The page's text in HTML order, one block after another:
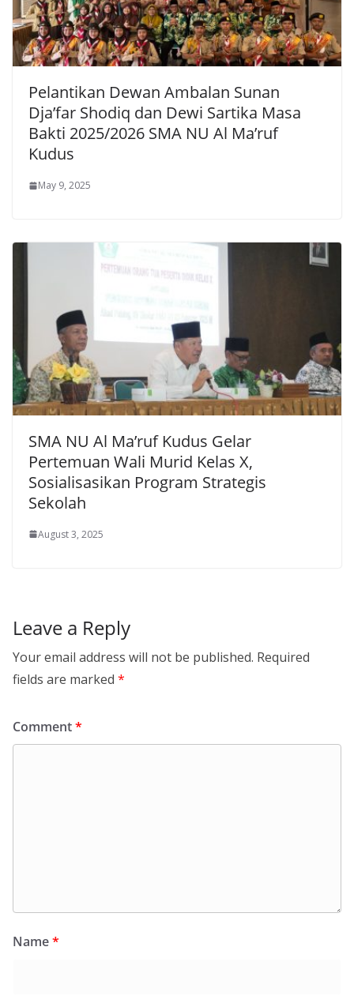
Pelantikan Dewan Ambalan Sunan
Dja’far Shodiq dan Dewi Sartika Masa
Bakti 2025/2026 SMA NU Al Ma’ruf
Kudus
May 9, 2025
SMA NU Al Ma’ruf Kudus Gelar
Pertemuan Wali Murid Kelas X,
Sosialisasikan Program Strategis
Sekolah
August 3, 2025
Leave a Reply
Your email address will not be published. Required
fields are marked *
Comment*
Name*